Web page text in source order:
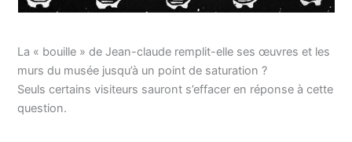
La « bouille » de Jean-claude remplit-elle ses œuvres et les
murs du musée jusqu’à un point de saturation ?
Seuls certains visiteurs sauront s’effacer en réponse à cette
question.